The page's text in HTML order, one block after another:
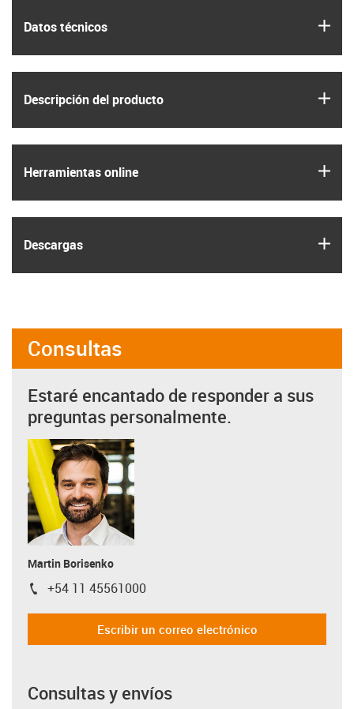
Datos técnicos
Descripción del producto
Herramientas online
Descargas
Consultas
Estaré encantado de responder a sus
preguntas personalmente.
Martin Borisenko
igus-icon-phone
+54 11 45561000
Escribir un correo electrónico
Consultas y envíos